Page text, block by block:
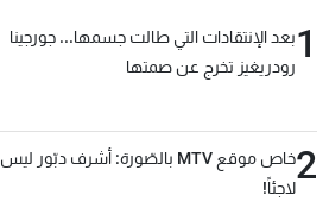
1بعد الإنتقادات التي طالت جسمها... جورجينا
رودريغيز تخرج عن صمتها
2
خاص موقع MTV بالصّورة: أشرف دبّور ليس
لاجئاً!